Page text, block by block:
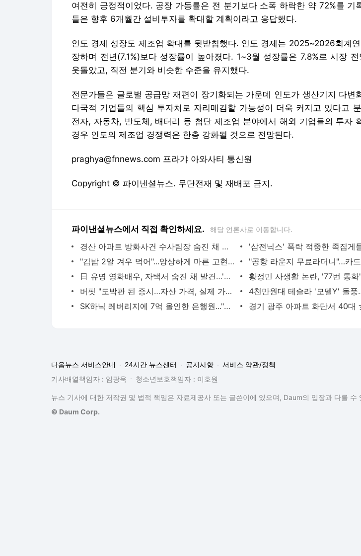
여전히 긍정적이었다. 공장 가동률은 전 분기보다 소폭 하락한 약 72%를 기
들은 향후 6개월간 설비투자를 확대할 계획이라고 응답했다.
인도 경제 성장도 제조업 확대를 뒷받침했다. 인도 경제는 2025~2026회계
장하며 전년(7.1%)보다 성장률이 높아졌다. 1~3월 성장률은 7.8%로 시장 전
웃돌았고, 직전 분기와 비슷한 수준을 유지했다.
전문가들은 글로벌 공급망 재편이 장기화되는 가운데 인도가 생산기지 다변
다국적 기업들의 핵심 투자처로 자리매김할 가능성이 더욱 커지고 있다고
전자, 자동차, 반도체, 배터리 등 첨단 제조업 분야에서 해외 기업들의 투자
경우 인도의 제조업 경쟁력은 한층 강화될 것으로 전망된다.
praghya@fnnews.com 프라갸 아와사티 통신원
Copyright © 파이낸셜뉴스. 무단전재 및 재배포 금지.
파이낸셜뉴스에서 직접 확인하세요. 해당 언론사로 이동합니다.
경산 아파트 방화사건 수사팀장 숨진 채 발견…사망 경위 조사
"김밥 2알 겨우 먹어"...앙상하게 마른 고현정, 다이어트 아닌 '음식 공포증' 고백 [헬스톡]
日 유명 영화배우, 자택서 숨진 채 발견…'마약투약 혐의'
버핏 "도박판 된 증시…자산 가격, 실제 가치보다 비싸"
SK하닉 레버리지에 7억 올인한 은행원..."한 달 만에 5억 증발" 멘붕
다음뉴스 서비스안내 24시간 뉴스센터 공지사항
서비스 약관/정책
기사배열책임자 : 임광욱
청소년보호책임자 : 이호원
뉴스 기사에 대한 저작권 및 법적 책임은 자료제공사 또는 글쓴이에 있으며, Daum의 입장과 다를 수
© Daum Corp.